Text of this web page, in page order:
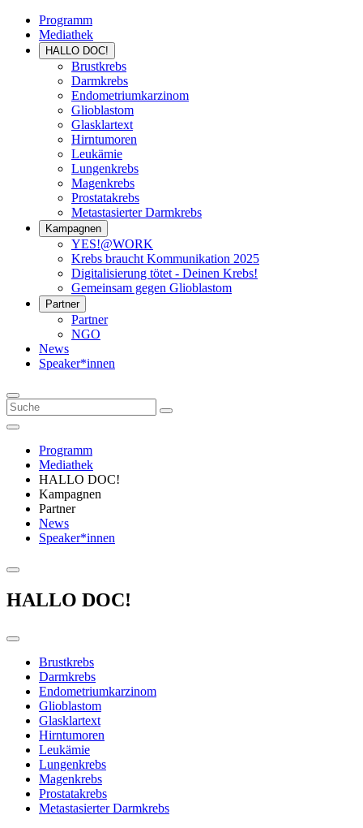
Programm
Mediathek
HALLO DOC!
Brustkrebs
Darmkrebs
Endometriumkarzinom
Glioblastom
Glasklartext
Hirntumoren
Leukämie
Lungenkrebs
Magenkrebs
Prostatakrebs
Metastasierter Darmkrebs
Kampagnen
YES!@WORK
Krebs braucht Kommunikation 2025
Digitalisierung tötet - Deinen Krebs!
Gemeinsam gegen Glioblastom
Partner
Partner
NGO
News
Speaker*innen
Programm
Mediathek
HALLO DOC!
Kampagnen
Partner
News
Speaker*innen
HALLO DOC!
Brustkrebs
Darmkrebs
Endometriumkarzinom
Glioblastom
Glasklartext
Hirntumoren
Leukämie
Lungenkrebs
Magenkrebs
Prostatakrebs
Metastasierter Darmkrebs